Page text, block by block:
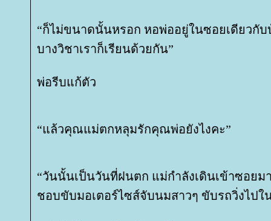
“ก็ไม่ขนาดนั้นหรอก หอพ่ออยู่ในซอยเดียวกั
บางวิชาเราก็เรียนด้วยกัน”
พ่อรีบแก้ตัว
“แล้วคุณแม่ตกหลุมรักคุณพ่อยังไงคะ”
“วันนั้นเป็นวันที่ฝนตก แม่กำลังเดินเข้าซอยม
ชอบขับมอเตอร์ไซส์จับนมสาวๆ ขับรถวิ่งไปใ